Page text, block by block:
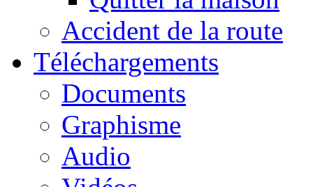
Accident de la route
Téléchargements
Documents
Graphisme
Audio